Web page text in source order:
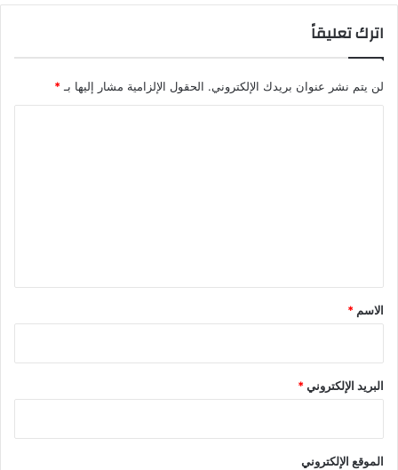
اترك تعليقاً
لن يتم نشر عنوان بريدك الإلكتروني. الحقول الإلزامية مشار إليها بـ*
*
الاسم *
البريد الإلكتروني*
الموقع الإلكتروني